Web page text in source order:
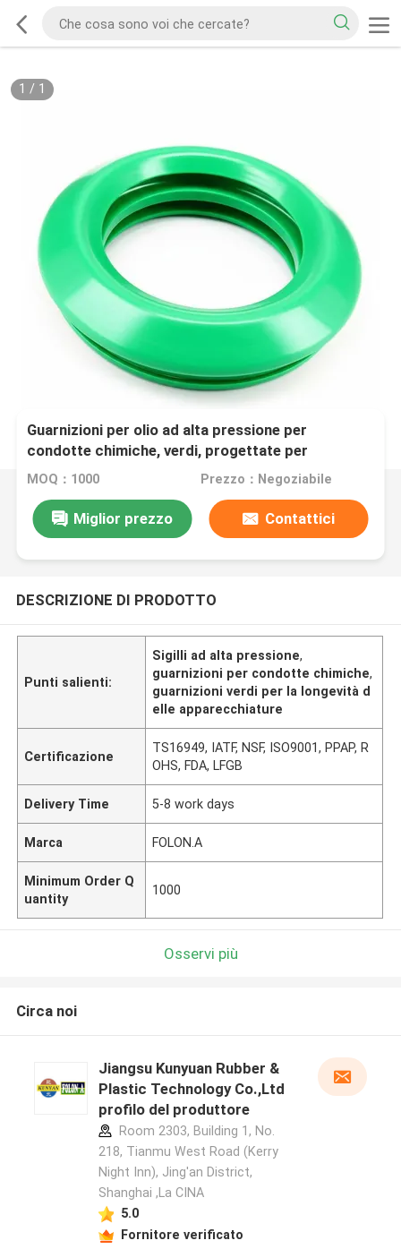
1 / 1
Guarnizioni per olio ad alta pressione per
condotte chimiche, verdi, progettate per
migliorare la longevità delle apparecchiature e
ridurre la frequenza di manutenzione
MOQ：1000 Prezzo：Negoziabile
Miglior prezzo Contattici
DESCRIZIONE DI PRODOTTO
Punti salienti:
Sigilli ad alta pressione,
guarnizioni per condotte chimiche,
guarnizioni verdi per la longevità d
elle apparecchiature
Certificazione
TS16949, IATF, NSF, ISO9001, PPAP, R
OHS, FDA, LFGB
Delivery Time 5-8 work days
Marca FOLON.A
Minimum Order Q
uantity
1000
Osservi più
Circa noi
Jiangsu Kunyuan Rubber &
Plastic Technology Co.,Ltd
profilo del produttore
Room 2303, Building 1, No.
218, Tianmu West Road (Kerry
Night Inn), Jing'an District,
Shanghai ,La CINA
5.0
Fornitore verificato